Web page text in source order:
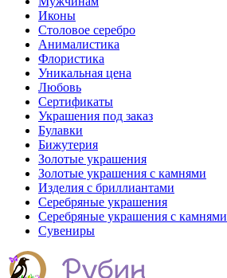
Иконы
Столовое серебро
Анималистика
Флористика
Уникальная цена
Любовь
Сертификаты
Украшения под заказ
Булавки
Бижутерия
Золотые украшения
Золотые украшения с камнями
Изделия с бриллиантами
Серебряные украшения
Серебряные украшения с камнями
Сувениры